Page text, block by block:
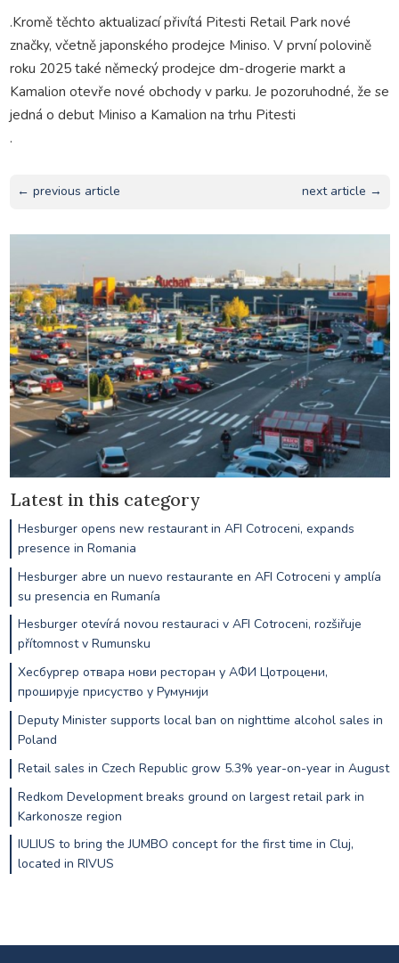
.Kromě těchto aktualizací přivítá Pitesti Retail Park nové
značky, včetně japonského prodejce Miniso. V první polovině
roku 2025 také německý prodejce dm-drogerie markt a
Kamalion otevře nové obchody v parku. Je pozoruhodné, že se
jedná o debut Miniso a Kamalion na trhu Pitesti
.
← previous article next article →
Latest in this category
Hesburger opens new restaurant in AFI Cotroceni, expands
presence in Romania
Hesburger abre un nuevo restaurante en AFI Cotroceni y amplía
su presencia en Rumanía
Hesburger otevírá novou restauraci v AFI Cotroceni, rozšiřuje
přítomnost v Rumunsku
Хесбургер отвара нови ресторан у АФИ Цотроцени,
проширује присуство у Румунији
Deputy Minister supports local ban on nighttime alcohol sales in
Poland
Retail sales in Czech Republic grow 5.3% year-on-year in August
Redkom Development breaks ground on largest retail park in
Karkonosze region
IULIUS to bring the JUMBO concept for the first time in Cluj,
located in RIVUS